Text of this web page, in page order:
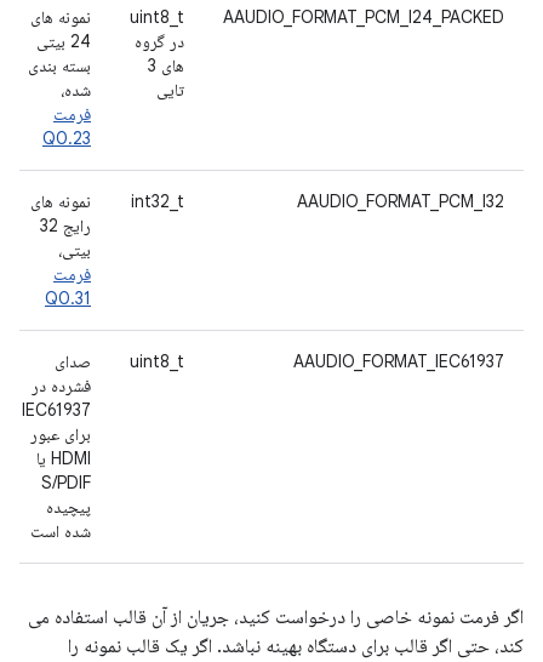
AAUDIO_FORMAT_PCM_I24_PACKED
uint8_t
در گروه
های 3
تایی
نمونه های
24 بیتی
بسته بندی
شده،
فرمت
Q0.23
AAUDIO_FORMAT_PCM_I32
int32_t
نمونه های
رایج 32
بیتی،
فرمت
Q0.31
AAUDIO_FORMAT_IEC61937
uint8_t
صدای
فشرده در
IEC61937
برای عبور
HDMI یا
S/PDIF
پیچیده
شده است
اگر فرمت نمونه خاصی را درخواست کنید، جریان از آن قالب استفاده می
کند، حتی اگر قالب برای دستگاه بهینه نباشد. اگر یک قالب نمونه را